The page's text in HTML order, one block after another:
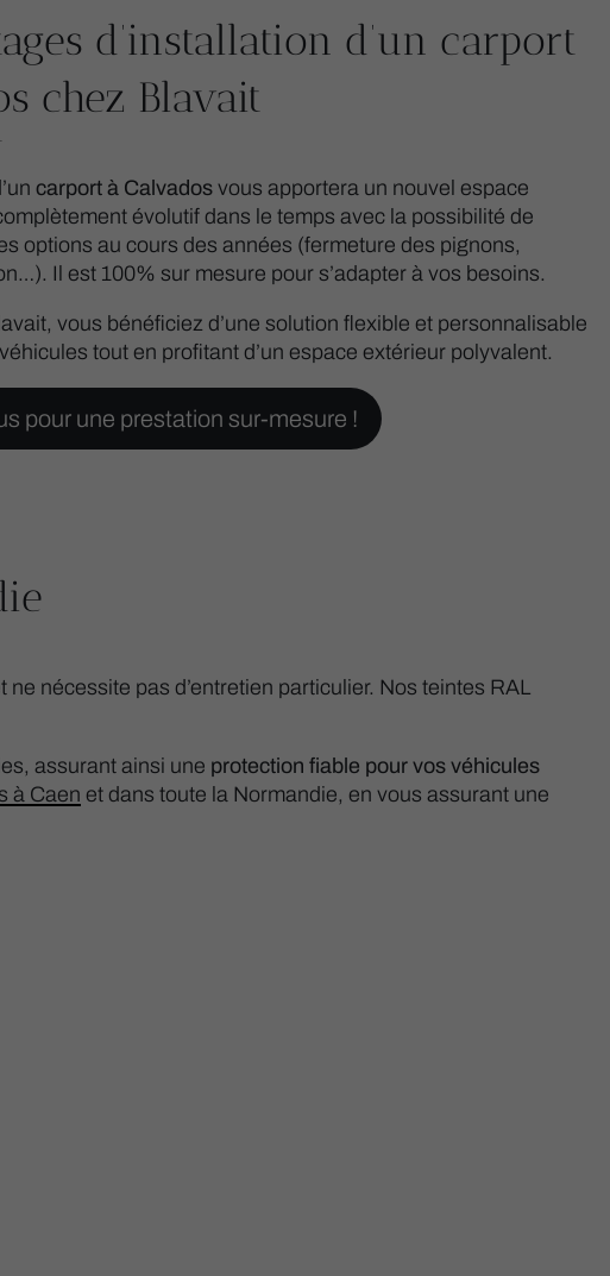
d’installation d’un carport
chez Blavait
carport à Calvados vous apportera un nouvel espace
évolutif dans le temps avec la possibilité de
options au cours des années (fermeture des pignons,
Il est 100% sur mesure pour s’adapter à vos besoins.
vous bénéficiez d’une solution flexible et personnalisable
tout en profitant d’un espace extérieur polyvalent.
pour une prestation sur-mesure !
ne nécessite pas d’entretien particulier. Nos teintes RAL
assurant ainsi une protection fiable pour vos véhicules
à Caen et dans toute la Normandie, en vous assurant une